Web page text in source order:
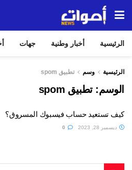
الرئيسية أخبار وطنية جهات
الرئيسية وسم تطبيق spom
الوسم:تطبيق spom
كيف تستعيد حساب فيسبوك المسروق؟
ديسمبر 28, 2023